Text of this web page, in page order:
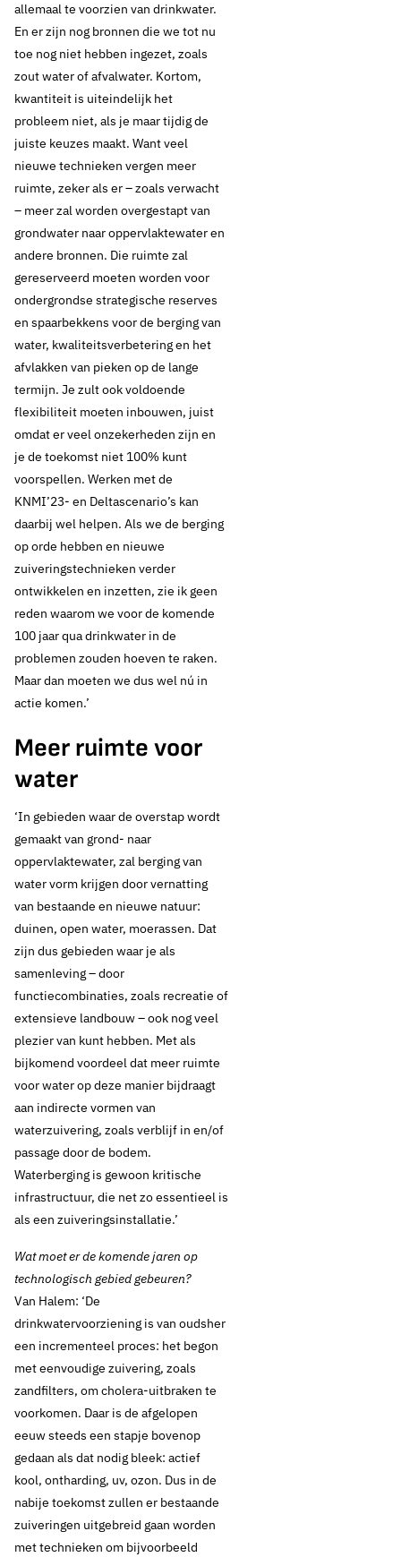
‘Het is hoog tijd voor
meer ruimte voor ons
drinkwater’
31 juli 2024 Nieuws
Thema's:
Drinkwaterbronnen
Drinkwaterkwaliteit
allemaal te voorzien van drinkwater.
En er zijn nog bronnen die we tot nu
toe nog niet hebben ingezet, zoals
zout water of afvalwater. Kortom,
kwantiteit is uiteindelijk het
probleem niet, als je maar tijdig de
juiste keuzes maakt. Want veel
nieuwe technieken vergen meer
ruimte, zeker als er – zoals verwacht
– meer zal worden overgestapt van
grondwater naar oppervlaktewater en
andere bronnen. Die ruimte zal
gereserveerd moeten worden voor
ondergrondse strategische reserves
en spaarbekkens voor de berging van
water, kwaliteitsverbetering en het
afvlakken van pieken op de lange
termijn. Je zult ook voldoende
flexibiliteit moeten inbouwen, juist
omdat er veel onzekerheden zijn en
je de toekomst niet 100% kunt
voorspellen. Werken met de
KNMI’23- en Deltascenario’s kan
daarbij wel helpen. Als we de berging
op orde hebben en nieuwe
zuiveringstechnieken verder
ontwikkelen en inzetten, zie ik geen
reden waarom we voor de komende
100 jaar qua drinkwater in de
problemen zouden hoeven te raken.
Maar dan moeten we dus wel nú in
actie komen.’
Meer ruimte voor
water
‘In gebieden waar de overstap wordt
gemaakt van grond- naar
oppervlaktewater, zal berging van
water vorm krijgen door vernatting
van bestaande en nieuwe natuur:
duinen, open water, moerassen. Dat
zijn dus gebieden waar je als
samenleving – door
functiecombinaties, zoals recreatie of
extensieve landbouw – ook nog veel
plezier van kunt hebben. Met als
bijkomend voordeel dat meer ruimte
voor water op deze manier bijdraagt
aan indirecte vormen van
waterzuivering, zoals verblijf in en/of
passage door de bodem.
Waterberging is gewoon kritische
infrastructuur, die net zo essentieel is
als een zuiveringsinstallatie.’
Wat moet er de komende jaren op
technologisch gebied gebeuren?
Van Halem: ‘De
drinkwatervoorziening is van oudsher
een incrementeel proces: het begon
met eenvoudige zuivering, zoals
zandfilters, om cholera-uitbraken te
voorkomen. Daar is de afgelopen
eeuw steeds een stapje bovenop
gedaan als dat nodig bleek: actief
kool, ontharding, uv, ozon. Dus in de
nabije toekomst zullen er bestaande
zuiveringen uitgebreid gaan worden
met technieken om bijvoorbeeld